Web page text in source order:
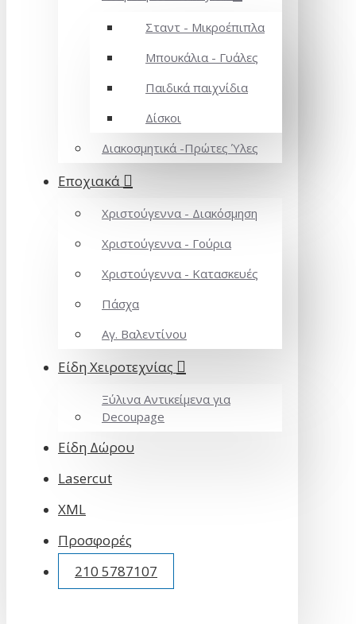
Σταντ - Μικροέπιπλα
Μπουκάλια - Γυάλες
Παιδικά παιχνίδια
Δίσκοι
Διακοσμητικά -Πρώτες Ύλες
Εποχιακά
Χριστούγεννα - Διακόσμηση
Χριστούγεννα - Γούρια
Χριστούγεννα - Κατασκευές
Πάσχα
Αγ. Βαλεντίνου
Είδη Χειροτεχνίας
Ξύλινα Αντικείμενα για
Decoupage
Είδη Δώρου
Lasercut
XML
Προσφορές
210 5787107